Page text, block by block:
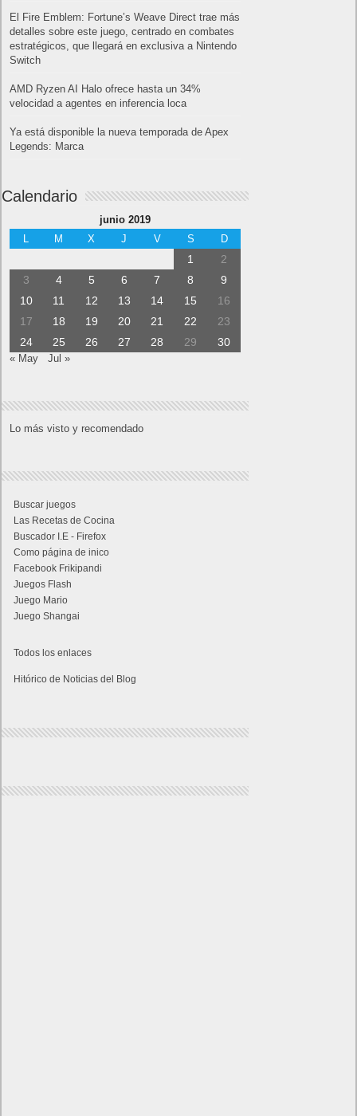
El Fire Emblem: Fortune’s Weave Direct trae más
detalles sobre este juego, centrado en combates
estratégicos, que llegará en exclusiva a Nintendo
Switch
AMD Ryzen AI Halo ofrece hasta un 34%
velocidad a agentes en inferencia loca
Ya está disponible la nueva temporada de Apex
Legends: Marca
Calendario
junio 2019
M X J V S D
1
2
3
4 5 6 7 8
9
10
11 12 13 14 15
16
17
18 19 20 21 22
23
24
25 26 27 28 29 30
« May Jul »
Lo más visto y recomendado
Buscar juegos
Las Recetas de Cocina
Buscador I.E - Firefox
Como página de inico
Facebook Frikipandi
Juegos Flash
Juego Mario
Juego Shangai
Todos los enlaces
Hitórico de Noticias del Blog